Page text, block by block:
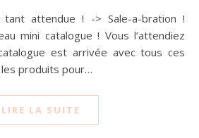
mini catalogue ! Vous l’attendiez
est arrivée avec tous ces
produits pour…
LIRE LA SUITE